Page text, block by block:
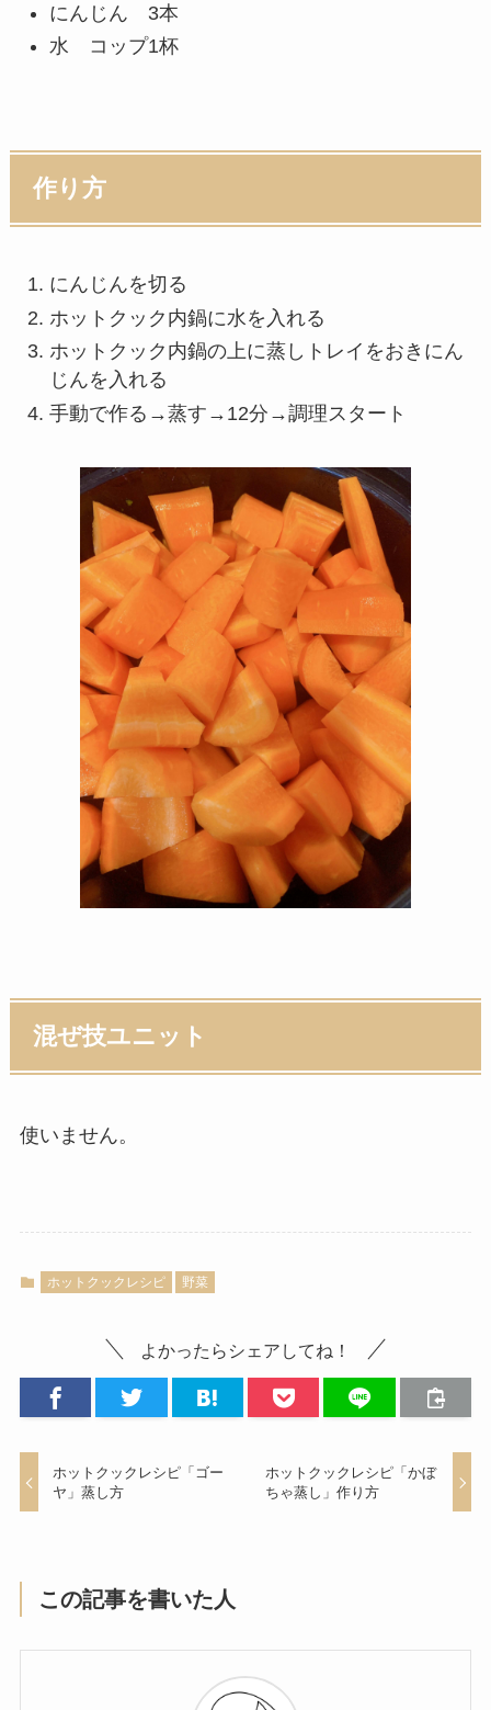
にんじん 3本
水 コップ1杯
作り方
にんじんを切る
ホットクック内鍋に水を入れる
ホットクック内鍋の上に蒸しトレイをおきにん
じんを入れる
手動で作る→蒸す→12分→調理スタート
混ぜ技ユニット
使いません。
ホットクックレシピ 野菜
よかったらシェアしてね！
ホットクックレシピ「ゴー
ヤ」蒸し方
ホットクックレシピ「かぼ
ちゃ蒸し」作り方
この記事を書いた人